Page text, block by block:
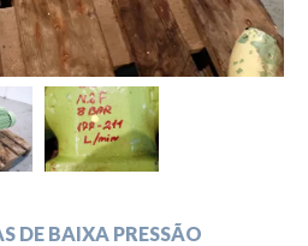
DE BAIXA PRESSÃO